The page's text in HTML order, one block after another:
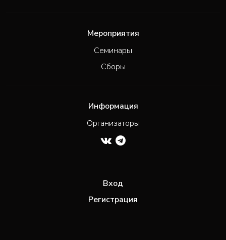
Мероприятия
Семинары
Сборы
Информация
Организаторы
Вход
Регистрация